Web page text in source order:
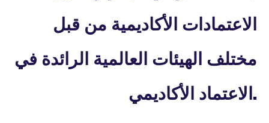
الاعتمادات الأكاديمية من قبل
مختلف الهيئات العالمية الرائدة في
الاعتماد الأكاديمي .